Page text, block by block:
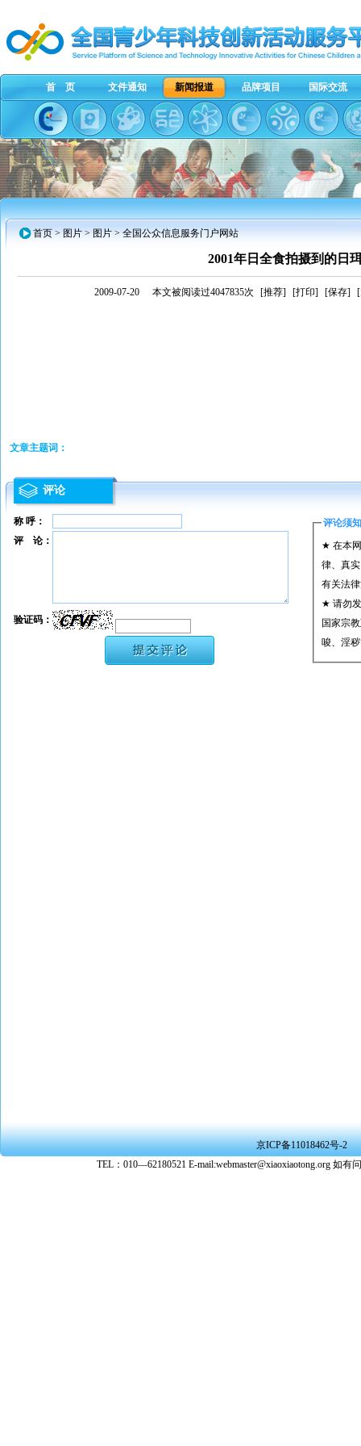
首 页 文件通知 新闻报道 品牌项目 国际交流
首页 > 图片 > 图片 > 全国公众信息服务门户网站
2001年日全食拍摄到的日
2009-07-20 本文被阅读过4047835次 [推荐] [打印] [保存]
文章主题词：
评论
称 呼： 评论须知
★ 在本
律、真
有关法
★ 请勿
国家宗
唆、淫
★ 承担
评 论：
验证码：
京ICP备11018462号-2
TEL：010—62180521 E-mail:webmaster@xiaoxiaotong.org 如